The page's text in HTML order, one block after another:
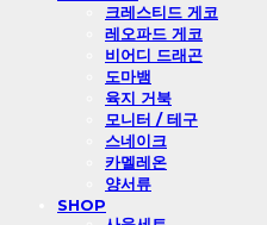
크레스티드 게코
레오파드 게코
비어디 드래곤
도마뱀
육지 거북
모니터 / 테구
스네이크
카멜레온
양서류
SHOP